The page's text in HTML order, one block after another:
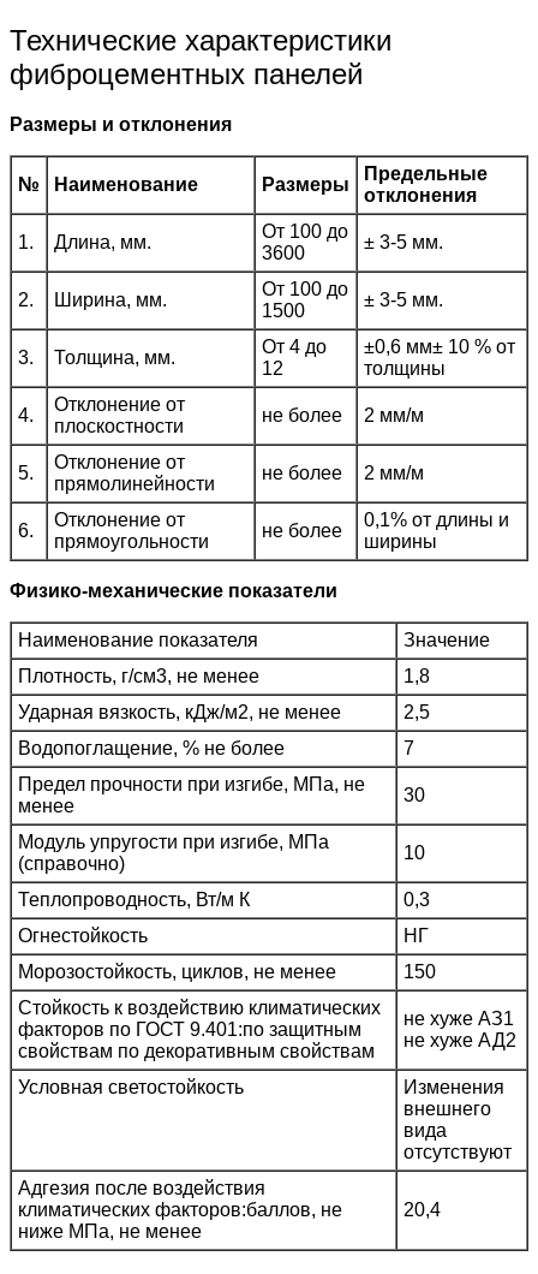
Технические характеристики
фиброцементных панелей
Размеры и отклонения
№ Наименование Размеры
Предельные
отклонения
1. Длина, мм.
От 100 до
3600
± 3-5 мм.
2. Ширина, мм.
От 100 до
1500
± 3-5 мм.
3. Толщина, мм.
От 4 до
12
±0,6 мм± 10 % от
толщины
4.
Отклонение от
плоскостности
не более 2 мм/м
5.
Отклонение от
прямолинейности
не более 2 мм/м
6.
Отклонение от
прямоугольности
не более
0,1% от длины и
ширины
Физико-механические показатели
Наименование показателя
Значение
Плотность, г/см3, не менее
1,8
Ударная вязкость, кДж/м2, не менее
2,5
Водопоглащение, % не более
7
Предел прочности при изгибе, МПа, не
менее
30
Модуль упругости при изгибе, МПа
(справочно)
10
Теплопроводность, Вт/м К
0,3
Огнестойкость
НГ
Морозостойкость, циклов, не менее
150
Стойкость к воздействию климатических
факторов по ГОСТ 9.401:по защитным
свойствам по декоративным свойствам
не хуже АЗ1
не хуже АД2
Условная светостойкость
Изменения
внешнего
вида
отсутствуют
Адгезия после воздействия
климатических факторов:баллов, не
ниже МПа, не менее
20,4